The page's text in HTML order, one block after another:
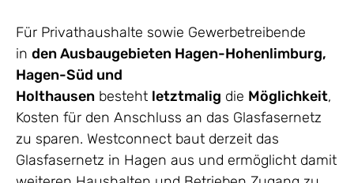
Für Privathaushalte sowie Gewerbetreibende
in den Ausbaugebieten Hagen-Hohenlimburg,
Hagen-Süd und
Holthausen besteht letztmalig die Möglichkeit,
Kosten für den Anschluss an das Glasfasernetz
zu sparen. Westconnect baut derzeit das
Glasfasernetz in Hagen aus und ermöglicht damit